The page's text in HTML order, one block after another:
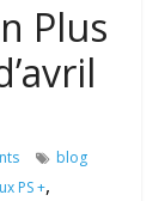
Plus
blog
PS +,